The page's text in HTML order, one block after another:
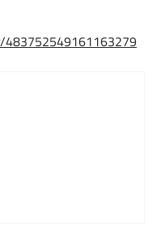
483752549161163279